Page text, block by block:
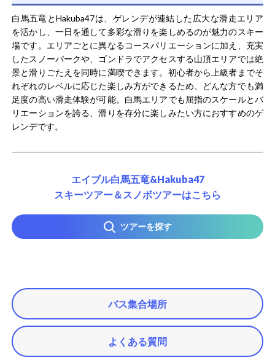
白馬五竜とHakuba47は、ゲレンデが連結した広大な滑走エリア
を活かし、一日を通して多彩な滑りを楽しめるのが魅力のスキー
場です。エリアごとに異なるコースバリエーションに加え、充実
したスノーパークや、ゴンドラでアクセスする山頂エリアでは絶
景と滑りごたえを同時に満喫できます。初心者から上級者までそ
れぞれのレベルに応じた楽しみ方ができるため、どんな方でも満
足度の高い滑走体験が可能。白馬エリアでも屈指のスケールとバ
リエーションを誇る、滑りを存分に楽しみたい方におすすめのゲ
レンデです。
エイブル白馬五竜&Hakuba47
スキーツアー＆スノボツアーはこちら
ツアーを探す
バス集合場所
よくある質問